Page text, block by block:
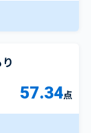
57.34点